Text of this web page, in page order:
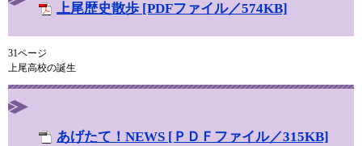
上尾歴史散歩 [PDFファイル／574KB]
31ページ
上尾高校の誕生
あげたて！NEWS [ＰＤＦファイル／315KB]